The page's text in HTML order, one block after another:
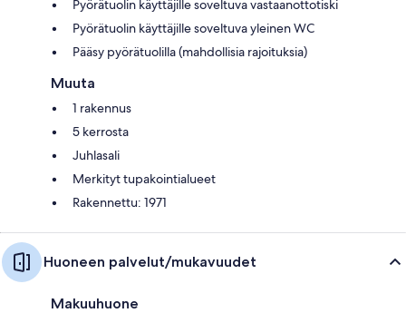
Pyörätuolin käyttäjille soveltuva vastaanottotiski
Pyörätuolin käyttäjille soveltuva yleinen WC
Pääsy pyörätuolilla (mahdollisia rajoituksia)
Muuta
1 rakennus
5 kerrosta
Juhlasali
Merkityt tupakointialueet
Rakennettu: 1971
Huoneen palvelut/mukavuudet
Makuuhuone